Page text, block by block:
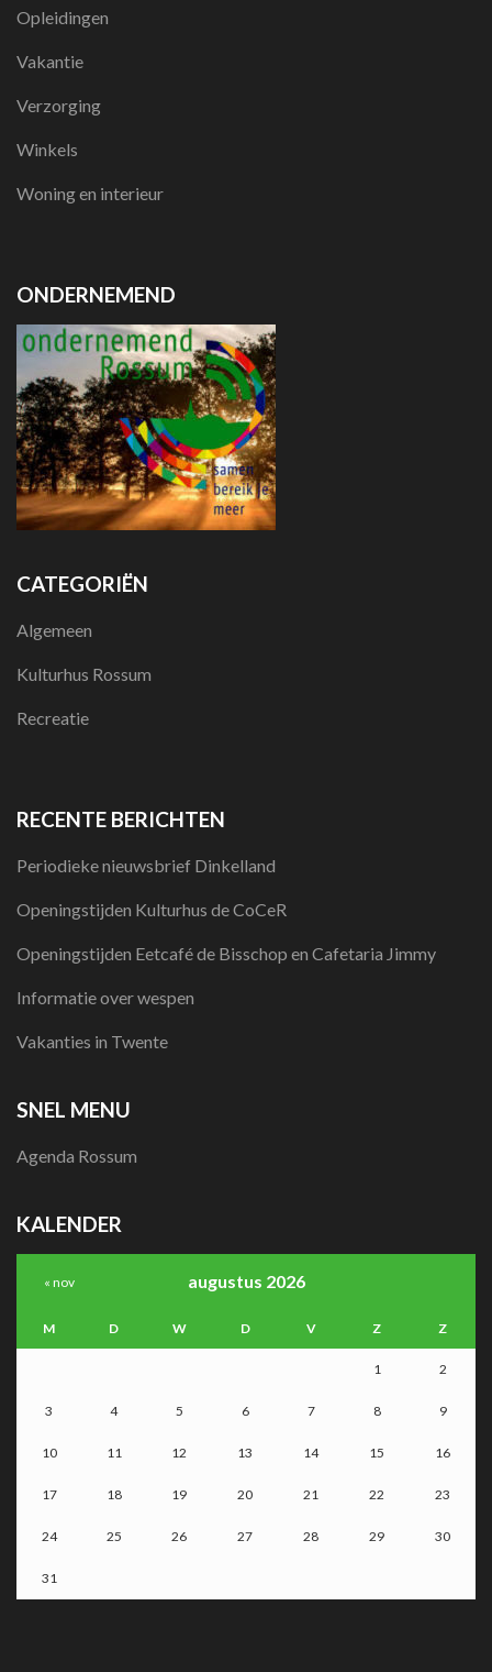
Opleidingen
Vakantie
Verzorging
Winkels
Woning en interieur
ONDERNEMEND
CATEGORIËN
Algemeen
Kulturhus Rossum
Recreatie
RECENTE BERICHTEN
Periodieke nieuwsbrief Dinkelland
Openingstijden Kulturhus de CoCeR
Openingstijden Eetcafé de Bisschop en Cafetaria Jimmy
Informatie over wespen
Vakanties in Twente
SNEL MENU
Agenda Rossum
KALENDER
augustus 2026
M D W D V Z Z
1 2
3 4 5 6 7 8 9
10 11 12 13 14 15 16
17 18 19 20 21 22 23
24 25 26 27 28 29 30
31
« nov